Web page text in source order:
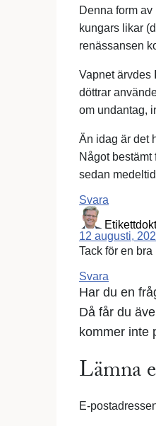
Denna form
kungars likar
renässansen
Vapnet ärvdes
döttrar
om undantag,
Än idag är det
Något
sedan
Svara
12 augusti,
Tack för en
Svara
Har du en
Då får du
kommer inte
Lämna
E-